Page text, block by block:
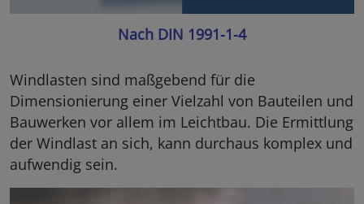
Nach DIN 1991-1-4
Windlasten sind maßgebend für die
Dimensionierung einer Vielzahl von Bauteilen und
Bauwerken vor allem im Leichtbau. Die Ermittlung
der Windlast an sich, kann durchaus komplex und
aufwendig sein.